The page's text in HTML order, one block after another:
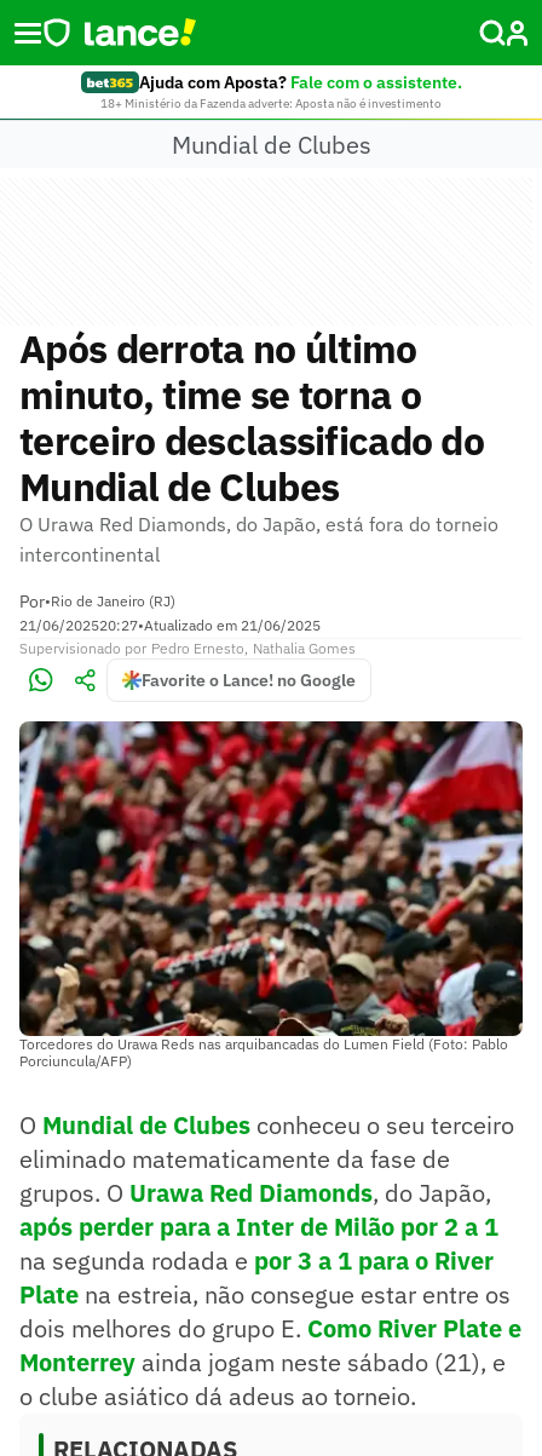
Ajuda com Aposta? Fale com o assistente.
18+ Ministério da Fazenda adverte: Aposta não é investimento
Mundial de Clubes
Após derrota no último
minuto, time se torna o
terceiro desclassificado do
Mundial de Clubes
O Urawa Red Diamonds, do Japão, está fora do torneio
intercontinental
Por•Rio de Janeiro (RJ)
21/06/202520:27•Atualizado em 21/06/2025
Supervisionado por Pedro Ernesto, Nathalia Gomes
Favorite o Lance! no Google
Torcedores do Urawa Reds nas arquibancadas do Lumen Field (Foto: Pablo
Porciuncula/AFP)
O Mundial de Clubes conheceu o seu terceiro
eliminado matematicamente da fase de
grupos. O Urawa Red Diamonds, do Japão,
após perder para a Inter de Milão por 2 a 1
na segunda rodada e por 3 a 1 para o River
Plate na estreia, não consegue estar entre os
dois melhores do grupo E. Como River Plate e
Monterrey ainda jogam neste sábado (21), e
o clube asiático dá adeus ao torneio.
RELACIONADAS